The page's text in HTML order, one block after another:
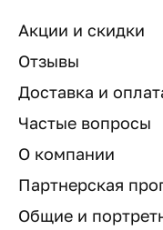
Акции и скидки
Отзывы
Доставка и
Частые вопросы
О компании
Партнерская
Общие и